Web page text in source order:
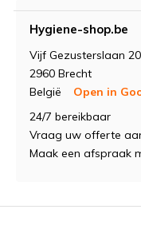
Hygiene-shop.be
Vijf Gezusterslaan 20
2960 Brecht
België
Open in
24/7 bereikbaar
Vraag uw offerte
Maak een afspraak